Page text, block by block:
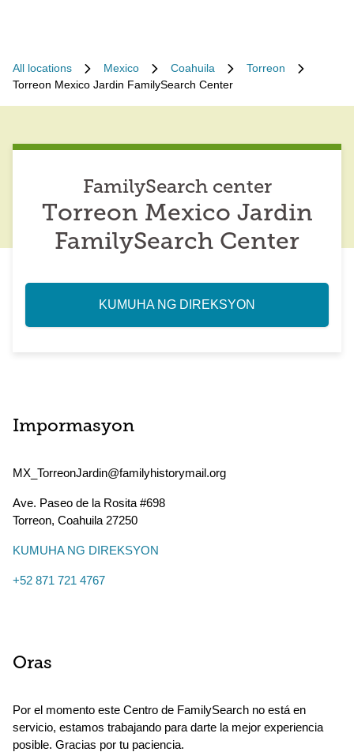
All locations Mexico Coahuila
Torreon
Torreon Mexico Jardin FamilySearch Center
FamilySearch center
Torreon Mexico Jardin
FamilySearch Center
KUMUHA NG DIREKSYON
Impormasyon
MX_TorreonJardin@familyhistorymail.org
Ave. Paseo de la Rosita #698
Torreon, Coahuila 27250
KUMUHA NG DIREKSYON
+52 871 721 4767
Oras
Por el momento este Centro de FamilySearch no está en
servicio, estamos trabajando para darte la mejor experiencia
posible. Gracias por tu paciencia.